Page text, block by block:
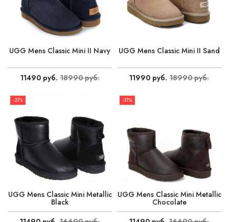
UGG Mens Classic Mini II Navy
11490 руб. 18990 руб.
UGG Mens Classic Mini II Sand
11990 руб. 18990 руб.
-31%
UGG Mens Classic Mini Metallic
Black
-31%
UGG Mens Classic Mini Metallic
Chocolate